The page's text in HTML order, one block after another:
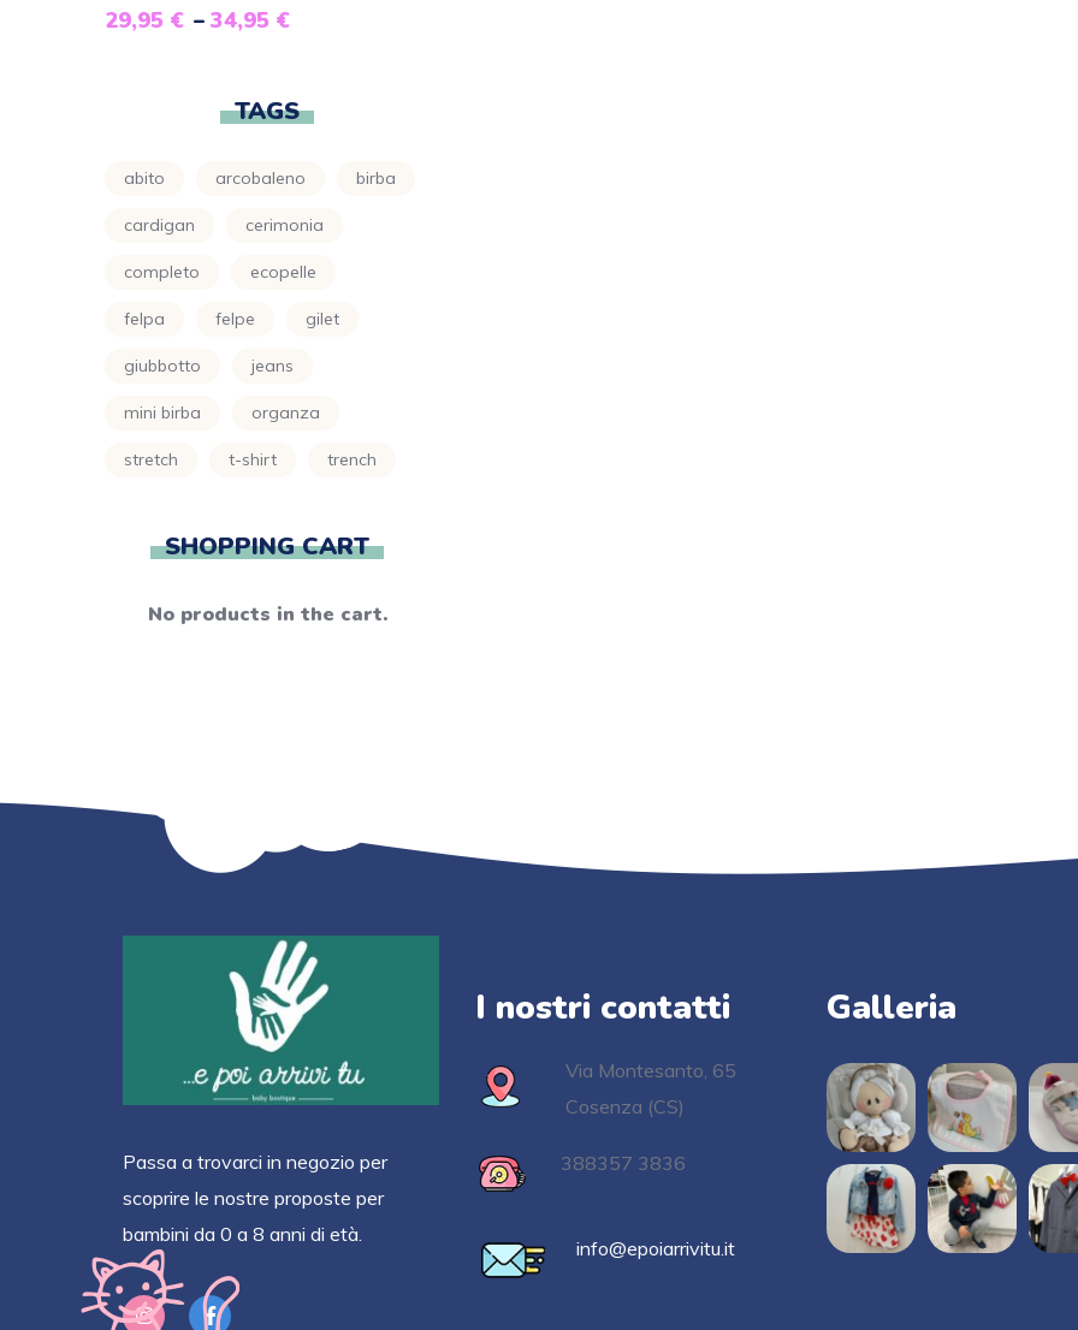
29,95 € – 34,95 €
TAGS
abito arcobaleno birba
cardigan cerimonia
completo ecopelle
felpa felpe gilet
giubbotto jeans
mini birba organza
stretch t-shirt trench
SHOPPING CART
No products in the cart.
Passa a trovarci in negozio per
scoprire le nostre proposte per
bambini da 0 a 8 anni di età.
I nostri contatti
Via Montesanto, 65
Cosenza (CS)
388357 3836
info@epoiarrivitu.it
Galleria